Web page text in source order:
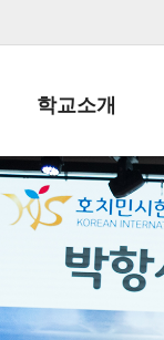
학교소개
학교장인사말
학생회장인사말
학교상징
학교 CI